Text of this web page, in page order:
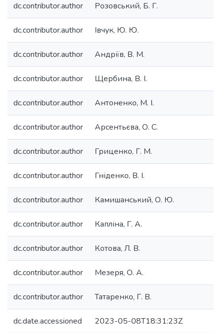
dc.contributor.author Розовський, Б. Г.
dc.contributor.author Івчук, Ю. Ю.
dc.contributor.author Андріїв, В. М.
dc.contributor.author Щербина, В. І.
dc.contributor.author Антоненко, М. І.
dc.contributor.author Арсентьєва, О. С.
dc.contributor.author Гриценко, Г. М.
dc.contributor.author Гніденко, В. І.
dc.contributor.author Камишанський, О. Ю.
dc.contributor.author Капліна, Г. А.
dc.contributor.author Котова, Л. В.
dc.contributor.author Мезеря, О. А.
dc.contributor.author Татаренко, Г. В.
dc.date.accessioned 2023-05-08T18:31:23Z